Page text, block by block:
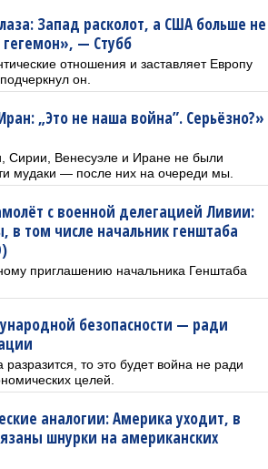
Запад расколот, а США больше не
— Стубб
отношения и заставляет Европу
он.
„Это не наша война”. Серьёзно?»
Сирии, Венесуэле и Иране не были
мудаки — после них на очереди мы.
с военной делегацией Ливии:
в том числе начальник генштаба
приглашению начальника Генштаба
безопасности — ради
то это будет война не ради
целей.
аналогии: Америка уходит, в
шнурки на американских